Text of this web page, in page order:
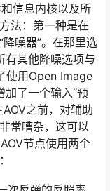
信息内核以及所
法：第一种是在
噪器”。在那里选
有其他降噪选项与
使用Open Image
加了一个输入“预
之前，对辅助
常嘈杂，这可以
节点使用两个